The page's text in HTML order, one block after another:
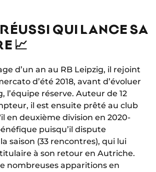
QUI LANCE SA
📈
d’un an au RB Leipzig, il rejoint
d’été 2018, avant d’évoluer
l’équipe réserve. Auteur de 12
il est ensuite prêté au club
en deuxième division en 2020-
puisqu’il dispute
saison (33 rencontres), qui lui
à son retour en Autriche.
nombreuses apparitions en